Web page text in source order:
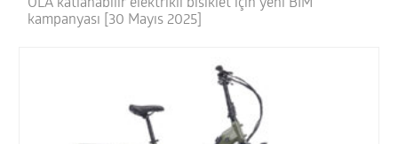
OLA katlanabilir elektrikli bisiklet için yeni BİM
kampanyası [30 Mayıs 2025]